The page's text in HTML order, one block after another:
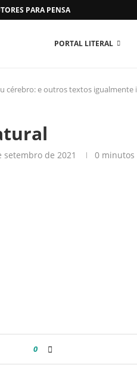
PARA PENSAR O MUNDO...
PORTAL LITERAL
cérebro: e outros textos igualmente
setembro de 2021 0
0